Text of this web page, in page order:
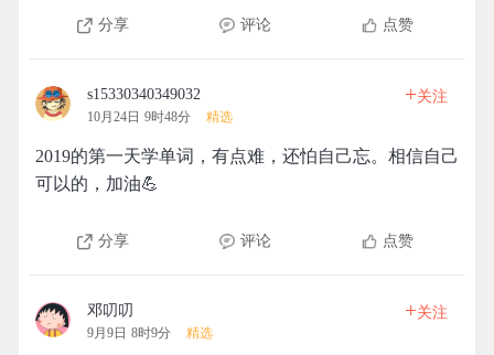
分享 评论 点赞
s15330340349032
10月24日 9时48分 精选
+关注
2019的第一天学单词，有点难，还怕自己忘。相信自己
可以的，加油💪
分享 评论 点赞
邓叨叨
9月9日 8时9分 精选
+关注